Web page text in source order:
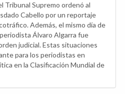
Tribunal Supremo ordenó al
Cabello por un reportaje
Además, el mismo día de
Álvaro Algarra fue
judicial. Estas situaciones
para los periodistas en
en la Clasificación Mundial de